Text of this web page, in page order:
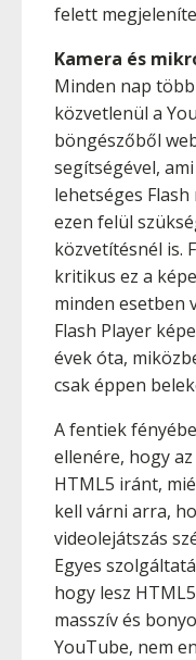
felett
Kamera és
Minden nap
közvetlenül a
böngészőből
segítségével,
lehetséges
ezen felül
közvetítésnél is.
kritikus ez a
minden esetben
Flash Player
évek óta,
csak éppen
A fentiek
ellenére, hogy
HTML5 iránt,
kell várni arra,
videolejátszás
Egyes
hogy lesz
masszív és
YouTube, nem